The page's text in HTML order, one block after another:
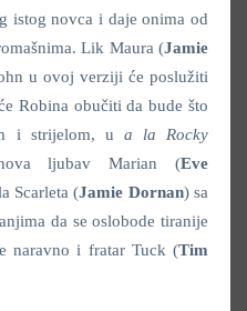
istog novca i daje onima od
Lik Maura (Jamie
u ovoj verziji će poslužiti
Robina obučiti da bude što
i strijelom, u a la Rocky
ljubav Marian (Eve
Scarleta (Jamie Dornan) sa
da se oslobode tiranije
naravno i fratar Tuck (Tim